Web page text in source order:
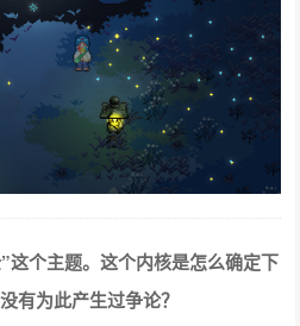
这个主题。这个内核是怎么确定下
有为此产生过争论？